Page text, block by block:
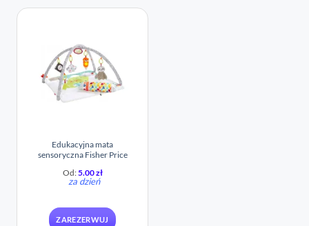
Edukacyjna mata
sensoryczna Fisher Price
Od:5.00zł
za dzień
ZAREZERWUJ